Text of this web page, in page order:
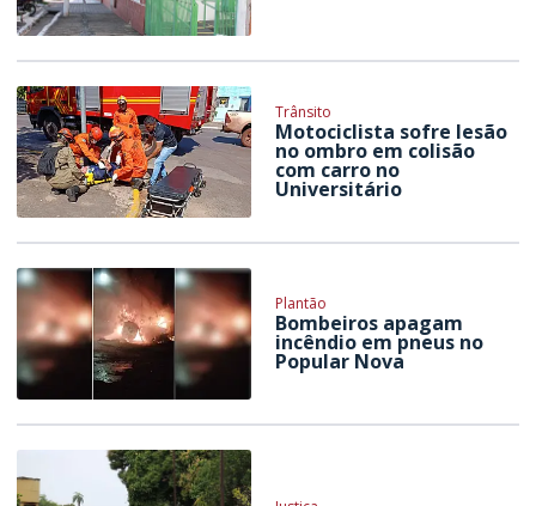
Trânsito
Motociclista sofre lesão
no ombro em colisão
com carro no
Universitário
Plantão
Bombeiros apagam
incêndio em pneus no
Popular Nova